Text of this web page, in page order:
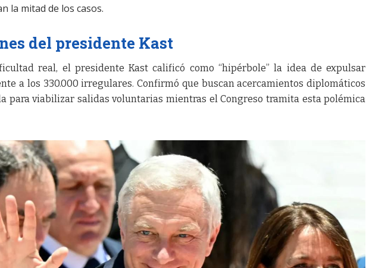
la mitad de los casos.
del presidente Kast
real, el presidente Kast calificó como “hipérbole” la idea de expulsar
a los 330.000 irregulares. Confirmó que buscan acercamientos diplomáticos
para viabilizar salidas voluntarias mientras el Congreso tramita esta polémica